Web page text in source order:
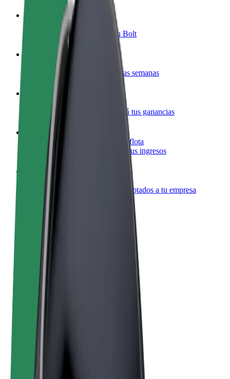
Colaborar como conductor
Gana dinero colaborando con Bolt
Colaborar como repartidor
Repartí comida y cobrá todas las semanas
Añadir un restaurante o tienda
Llegá a más clientes y maximizá tus ganancias
Registrarse como propietario de flota
Añadí tu flota a Bolt y potenciá tus ingresos
Bolt para empresas
Productos y servicios de Bolt adaptados a tu empresa
Términos y Condiciones
Privacidad
Cookies
© 2026 Bolt Technology OÜ
Productos